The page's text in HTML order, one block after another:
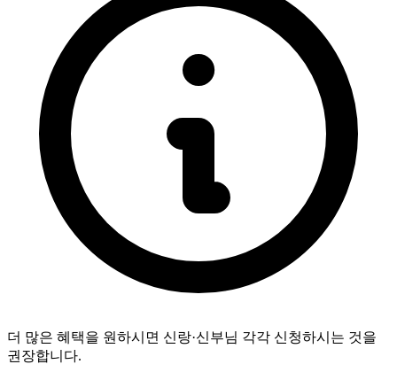
더 많은 혜택을 원하시면 신랑·신부님 각각 신청하시는 것을
권장합니다.